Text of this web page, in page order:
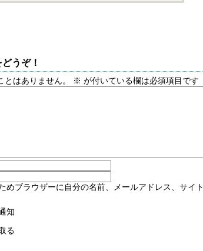
うぞ！
はありません。 ※ が付いている欄は必須項目です
めブラウザーに自分の名前、メールアドレス、サイト
知
る